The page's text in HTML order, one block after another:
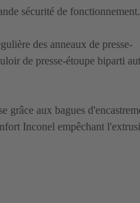
sécurité de fonctionnement.
des anneaux de presse-
de presse-étoupe biparti
grâce aux bagues
Inconel empêchant